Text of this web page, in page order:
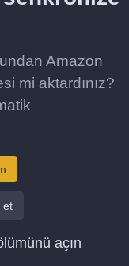
Amazon
mi aktardınız?
et
açın